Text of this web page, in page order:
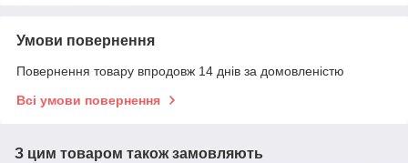
Умови повернення
Повернення товару впродовж 14 днів за домовленістю
Всі умови повернення
З цим товаром також замовляють